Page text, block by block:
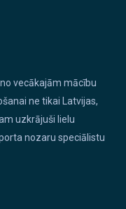
vecākajām mācību
ne tikai Latvijas,
uzkrājuši lielu
nozaru speciālistu